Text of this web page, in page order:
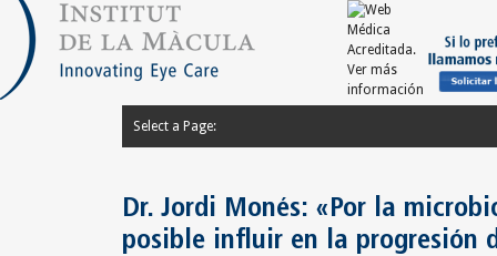
Select a Page:
Dr. Jordi Monés: «Por la
posible influir en la progresión